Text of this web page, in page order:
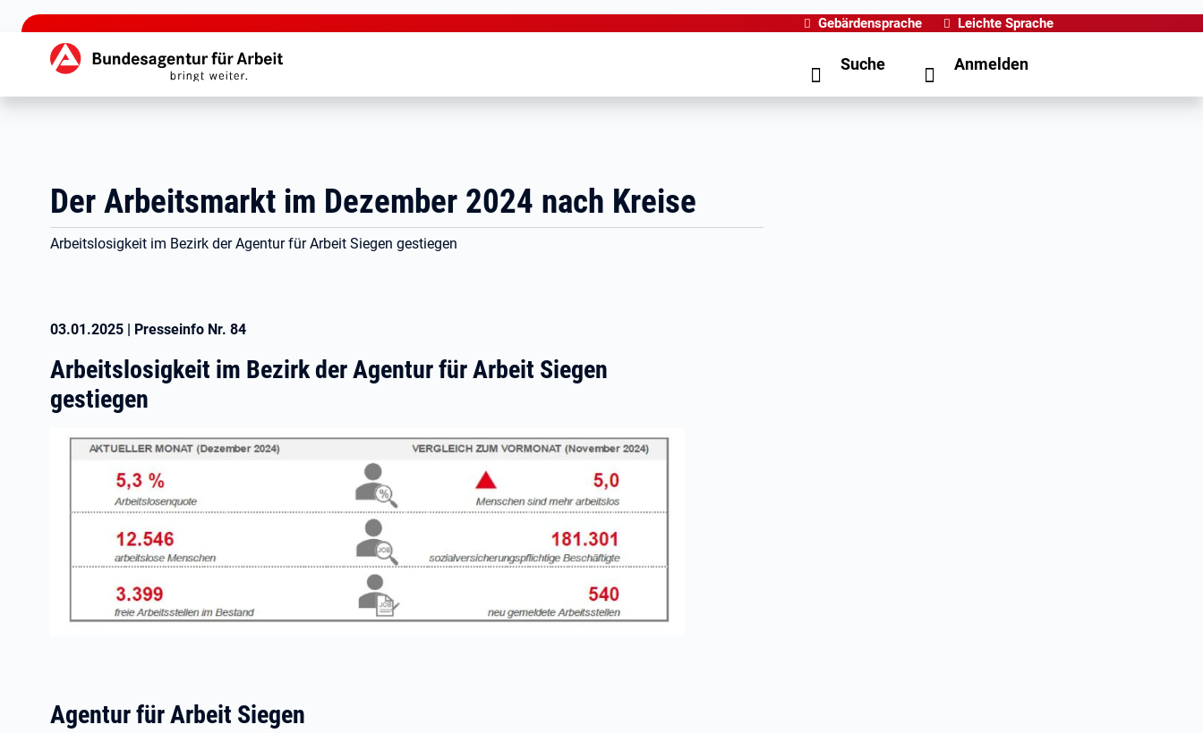
zu den Hauptinhalten springen
Gebärdensprache Leichte Sprache
Hauptnavigation Suche Anmelden
Der Arbeitsmarkt im Dezember 2024 nach Kreise
Arbeitslosigkeit im Bezirk der Agentur für Arbeit Siegen gestiegen
03.01.2025 | Presseinfo Nr. 84
Arbeitslosigkeit im Bezirk der Agentur für Arbeit Siegen
gestiegen
Agentur für Arbeit Siegen